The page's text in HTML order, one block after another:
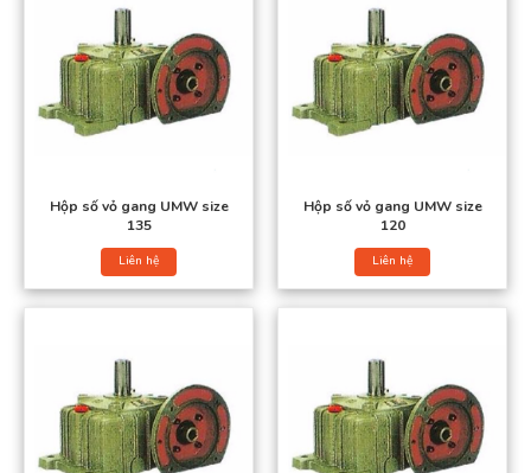
Hộp số vỏ gang UMW size
135
Liên hệ
Hộp số vỏ gang UMW size
120
Liên hệ